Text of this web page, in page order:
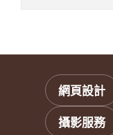
網頁設計
攝影服務